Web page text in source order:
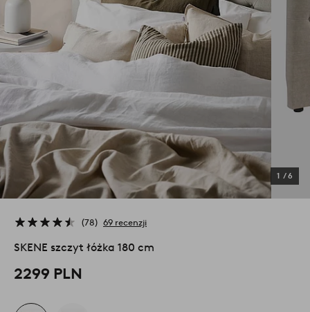
1 /6
78 69 recenzji
SKENE szczyt łóżka 180 cm
2299 PLN